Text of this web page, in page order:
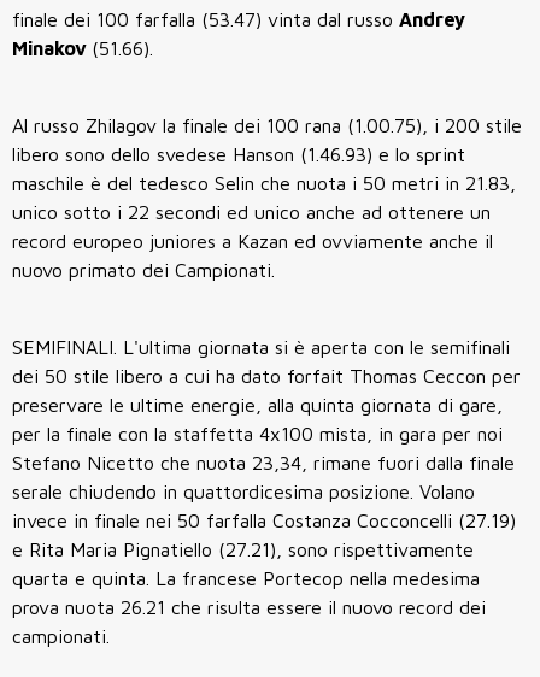
finale dei 100 farfalla (53.47) vinta dal russo Andrey
Minakov (51.66).
Al russo Zhilagov la finale dei 100 rana (1.00.75), i 200 stile
libero sono dello svedese Hanson (1.46.93) e lo sprint
maschile è del tedesco Selin che nuota i 50 metri in 21.83,
unico sotto i 22 secondi ed unico anche ad ottenere un
record europeo juniores a Kazan ed ovviamente anche il
nuovo primato dei Campionati.
SEMIFINALI. L'ultima giornata si è aperta con le semifinali
dei 50 stile libero a cui ha dato forfait Thomas Ceccon per
preservare le ultime energie, alla quinta giornata di gare,
per la finale con la staffetta 4x100 mista, in gara per noi
Stefano Nicetto che nuota 23,34, rimane fuori dalla finale
serale chiudendo in quattordicesima posizione. Volano
invece in finale nei 50 farfalla Costanza Cocconcelli (27.19)
e Rita Maria Pignatiello (27.21), sono rispettivamente
quarta e quinta. La francese Portecop nella medesima
prova nuota 26.21 che risulta essere il nuovo record dei
campionati.